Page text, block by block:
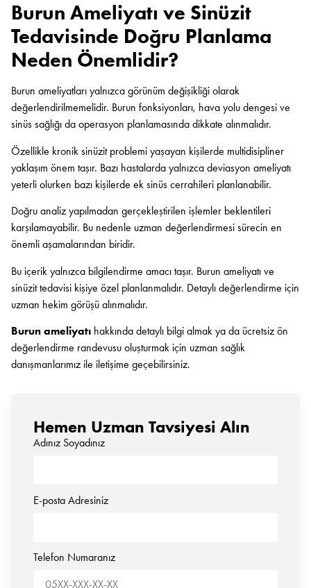
Burun Ameliyatı ve Sinüzit
Tedavisinde Doğru Planlama
Neden Önemlidir?
Burun ameliyatları yalnızca görünüm değişikliği olarak
değerlendirilmemelidir. Burun fonksiyonları, hava yolu dengesi ve
sinüs sağlığı da operasyon planlamasında dikkate alınmalıdır.
Özellikle kronik sinüzit problemi yaşayan kişilerde multidisipliner
yaklaşım önem taşır. Bazı hastalarda yalnızca deviasyon ameliyatı
yeterli olurken bazı kişilerde ek sinüs cerrahileri planlanabilir.
Doğru analiz yapılmadan gerçekleştirilen işlemler beklentileri
karşılamayabilir. Bu nedenle uzman değerlendirmesi sürecin en
önemli aşamalarından biridir.
Bu içerik yalnızca bilgilendirme amacı taşır. Burun ameliyatı ve
sinüzit tedavisi kişiye özel planlanmalıdır. Detaylı değerlendirme için
uzman hekim görüşü alınmalıdır.
Burun ameliyatı hakkında detaylı bilgi almak ya da ücretsiz ön
değerlendirme randevusu oluşturmak için uzman sağlık
danışmanlarımız ile iletişime geçebilirsiniz.
Hemen Uzman Tavsiyesi Alın
Adınız Soyadınız
E-posta Adresiniz
Telefon Numaranız